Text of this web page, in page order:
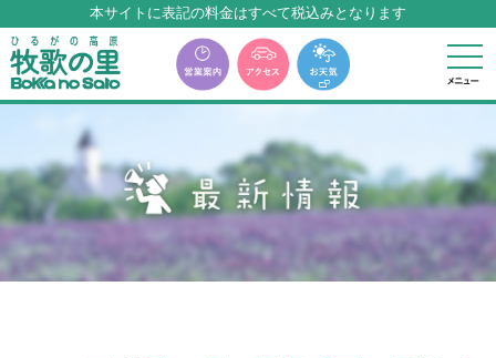
本サイトに表記の料金はすべて税込みとなります
牧歌の里温泉『牧華』は12月中旬まで休館いたします。